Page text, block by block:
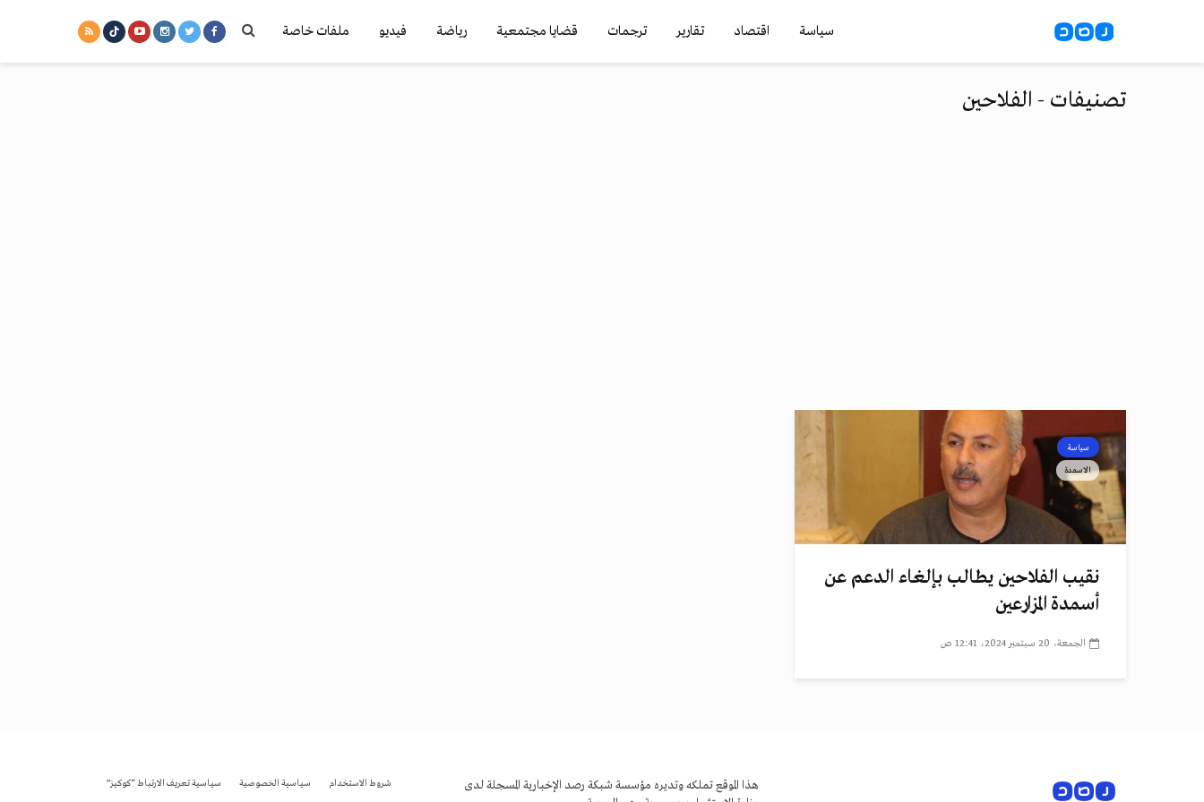
سياسة اقتصاد تقارير ترجمات قضايا مجتمعية رياضة فيديو ملفات خاصة
تصنيفات - الفلاحين
سياسة
الاسمدة
نقيب الفلاحين يطالب بإلغاء الدعم عن
أسمدة المزارعين
الجمعة، 20 سبتمبر 2024، 12:41 ص
هذا الموقع تملكه وتديره مؤسسة شبكة رصد الإخبارية المسجلة لدى
شروط الاستخدام سياسية الخصوصية سياسية تعريف الارتباط “كوكيز”